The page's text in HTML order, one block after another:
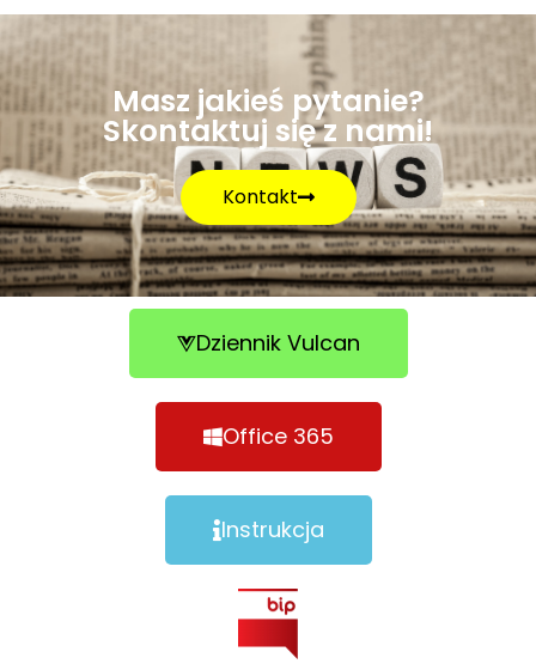
Masz jakieś pytanie?
Skontaktuj się z nami!
Kontakt
Dziennik Vulcan
Office 365
Instrukcja